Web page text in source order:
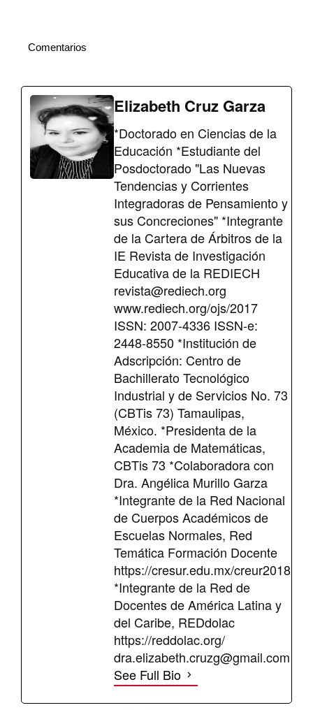
Comentarios
Elizabeth Cruz Garza
*Doctorado en Ciencias de la
Educación *Estudiante del
Posdoctorado "Las Nuevas
Tendencias y Corrientes
Integradoras de Pensamiento y
sus Concreciones" *Integrante
de la Cartera de Árbitros de la
IE Revista de Investigación
Educativa de la REDIECH
revista@rediech.org
www.rediech.org/ojs/2017
ISSN: 2007-4336 ISSN-e:
2448-8550 *Institución de
Adscripción: Centro de
Bachillerato Tecnológico
Industrial y de Servicios No. 73
(CBTis 73) Tamaulipas,
México. *Presidenta de la
Academia de Matemáticas,
CBTis 73 *Colaboradora con
Dra. Angélica Murillo Garza
*Integrante de la Red Nacional
de Cuerpos Académicos de
Escuelas Normales, Red
Temática Formación Docente
https://cresur.edu.mx/creur2018
*Integrante de la Red de
Docentes de América Latina y
del Caribe, REDdolac
https://reddolac.org/
dra.elizabeth.cruzg@gmail.com
See Full Bio